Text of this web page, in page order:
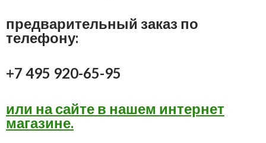
предварительный заказ по
телефону:
+7 495 920-65-95
или на сайте в нашем интернет
магазине.